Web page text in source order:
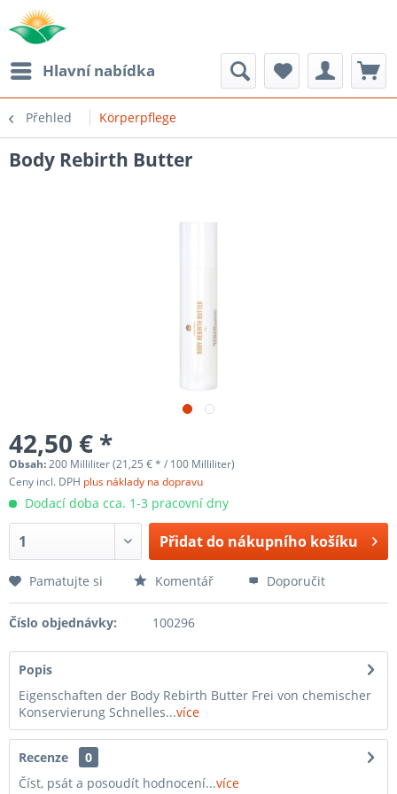
Hlavní nabídka
Přehled Körperpflege
Body Rebirth Butter
42,50 € *
Obsah:200 Milliliter (21,25 € * / 100 Milliliter)
Ceny incl. DPH plus náklady na dopravu
Dodací doba cca. 1-3 pracovní dny
Přidat do nákupního košíku
Pamatujte si Komentář Doporučit
Číslo objednávky: 100296
Popis
Eigenschaften der Body Rebirth Butter Frei von chemischer
Konservierung Schnelles...více
Recenze
0
Číst, psát a posoudít hodnocení...více